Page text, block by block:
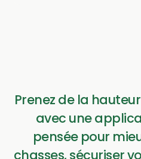
Prenez de la
avec une
pensée pour
chasses, sécuriser